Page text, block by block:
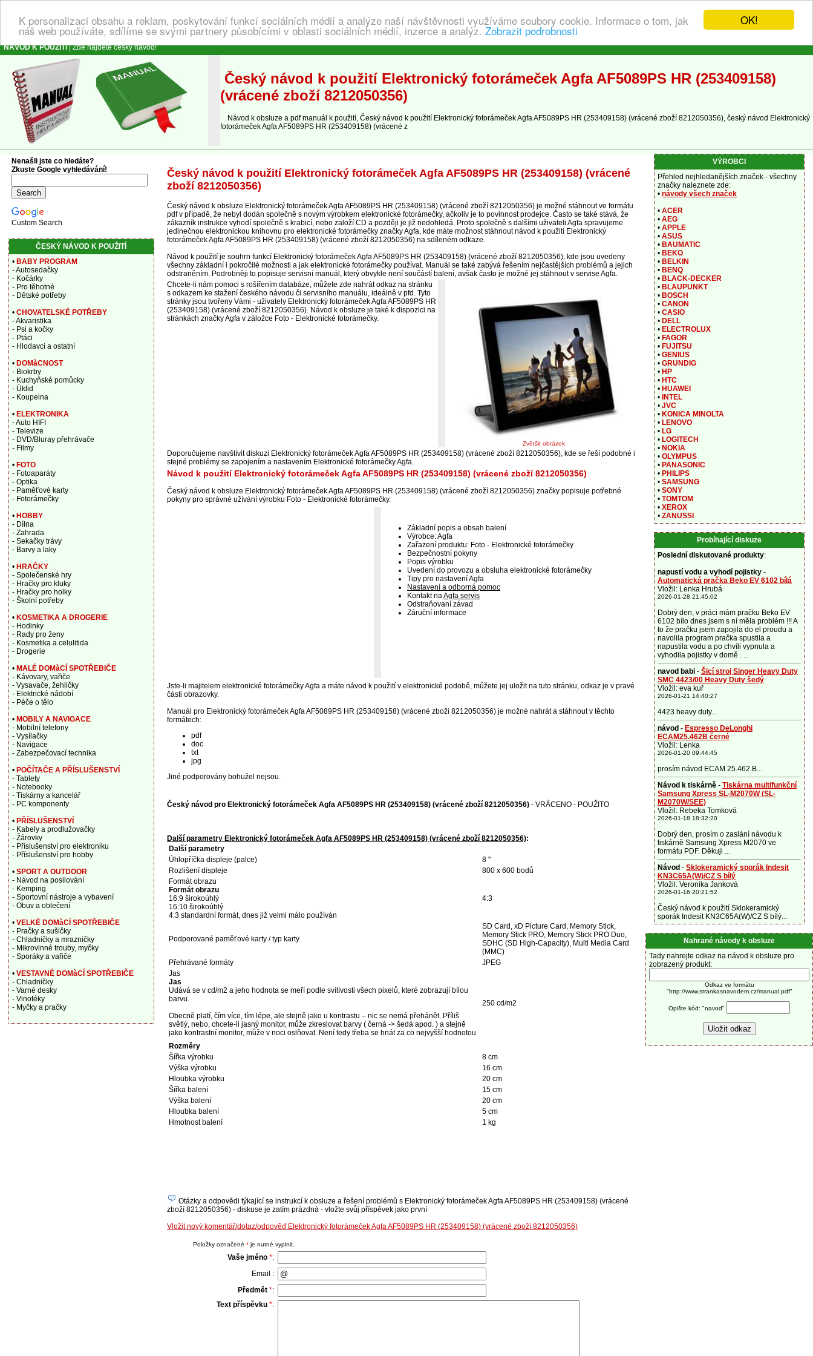
OK!
K personalizaci obsahu a reklam, poskytování funkcí sociálních médií a analýze naší návštěvnosti využíváme soubory cookie. Informace o tom, jak
náš web používáte, sdílíme se svými partnery působícími v oblasti sociálních médií, inzerce a analýz. Zobrazit podrobnosti
NÁVOD K POUŽITÍ| Zde najdete český návod!
Český návod k použití Elektronický fotorámeček Agfa AF5089PS HR (253409158)
(vrácené zboží 8212050356)
Návod k obsluze a pdf manuál k použití, Český návod k použití Elektronický fotorámeček Agfa AF5089PS HR (253409158) (vrácené zboží 8212050356), český návod Elektronický
fotorámeček Agfa AF5089PS HR (253409158) (vrácené z
Český návod k použití Elektronický fotorámeček Agfa AF5089PS HR (253409158) (vrácené
zboží 8212050356)
Český návod k obsluze Elektronický fotorámeček Agfa AF5089PS HR (253409158) (vrácené zboží 8212050356) je možné stáhnout ve formátu
pdf v případě, že nebyl dodán společně s novým výrobkem elektronické fotorámečky, ačkoliv je to povinnost prodejce. Často se také stává, že
zákazník instrukce vyhodí společně s krabicí, nebo založí CD a později je již nedohledá. Proto společně s dalšími uživateli Agfa spravujeme
jedinečnou elektronickou knihovnu pro elektronické fotorámečky značky Agfa, kde máte možnost stáhnout návod k použití Elektronický
fotorámeček Agfa AF5089PS HR (253409158) (vrácené zboží 8212050356) na sdíleném odkaze.
Návod k použití je souhrn funkcí Elektronický fotorámeček Agfa AF5089PS HR (253409158) (vrácené zboží 8212050356), kde jsou uvedeny
všechny základní i pokročilé možnosti a jak elektronické fotorámečky používat. Manuál se také zabývá řešením nejčastějších problémů a jejich
odstraněním. Podrobněji to popisuje servisní manuál, který obvykle není součástí balení, avšak často je možné jej stáhnout v servise Agfa.
Chcete-li nám pomoci s rošířením databáze, můžete zde nahrát odkaz na stránku
s odkazem ke stažení českého návodu či servisního manuálu, ideálně v pfd. Tyto
stránky jsou tvořeny Vámi - uživately Elektronický fotorámeček Agfa AF5089PS HR
(253409158) (vrácené zboží 8212050356). Návod k obsluze je také k dispozici na
stránkách značky Agfa v záložce Foto - Elektronické fotorámečky.
Zvětšit obrázek
Doporučujeme navštívit diskuzi Elektronický fotorámeček Agfa AF5089PS HR (253409158) (vrácené zboží 8212050356), kde se řeší podobné i
stejné problémy se zapojením a nastavením Elektronické fotorámečky Agfa.
Návod k použití Elektronický fotorámeček Agfa AF5089PS HR (253409158) (vrácené zboží 8212050356)
Český návod k obsluze Elektronický fotorámeček Agfa AF5089PS HR (253409158) (vrácené zboží 8212050356) značky popisuje potřebné
pokyny pro správné užívání výrobku Foto - Elektronické fotorámečky.
Základní popis a obsah balení
Výrobce: Agfa
Zařazení produktu: Foto - Elektronické fotorámečky
Bezpečnostní pokyny
Popis výrobku
Uvedení do provozu a obsluha elektronické fotorámečky
Tipy pro nastavení Agfa
Nastavení a odborná pomoc
Kontakt naAgfa servis
Odstraňovaní závad
Záruční informace
Jste-li majitelem elektronické fotorámečky Agfa a máte návod k použití v elektronické podobě, můžete jej uložit na tuto stránku, odkaz je v pravé
části obrazovky.
Manuál pro Elektronický fotorámeček Agfa AF5089PS HR (253409158) (vrácené zboží 8212050356) je možné nahrát a stáhnout v těchto
formátech:
pdf
doc
txt
jpg
Jiné podporovány bohužel nejsou.
Český návod pro Elektronický fotorámeček Agfa AF5089PS HR (253409158) (vrácené zboží 8212050356) - VRÁCENO - POUŽITO
Další parametry Elektronický fotorámeček Agfa AF5089PS HR (253409158) (vrácené zboží 8212050356):
Další parametry
Úhlopříčka displeje (palce)
8 "
Rozlišení displeje
800 x 600 bodů
Formát obrazu
Formát obrazu
16:9 širokoúhlý
16:10 širokoúhlý
4:3 standardní formát, dnes již velmi málo používán
4:3
Podporované paměťové karty / typ karty
SD Card, xD Picture Card, Memory Stick,
Memory Stick PRO, Memory Stick PRO Duo,
SDHC (SD High-Capacity), Multi Media Card
(MMC)
Přehrávané formáty
JPEG
Jas
Jas
Udává se v cd/m2 a jeho hodnota se meří podle svítívosti všech pixelů, které zobrazují bílou
barvu.
Obecně platí, čím více, tím lépe, ale stejně jako u kontrastu – nic se nemá přehánět. Příliš
světlý, nebo, chcete-li jasný monitor, může zkreslovat barvy ( černá -> šedá apod. ) a stejně
jako kontrastní monitor, může v noci oslňovat. Není tedy třeba se hnát za co nejvyšší hodnotou
250 cd/m2
Rozměry
Šířka výrobku
8 cm
Výška výrobku
16 cm
Hloubka výrobku
20 cm
Šířka balení
15 cm
Výška balení
20 cm
Hloubka balení
5 cm
Hmotnost balení
1 kg
Otázky a odpovědi týkající se instrukcí k obsluze a řešení problémů s Elektronický fotorámeček Agfa AF5089PS HR (253409158) (vrácené
zboží 8212050356) - diskuse je zatím prázdná - vložte svůj příspěvek jako první
Vložit nový komentář/dotaz/odpověď Elektronický fotorámeček Agfa AF5089PS HR (253409158) (vrácené zboží 8212050356)
Položky označené *je nutné vyplnit.
Vaše jméno *:
Email :
Předmět *:
Text příspěvku *:
Nenašli jste co hledáte?
Zkuste Google vyhledávání!
Custom Search
ČESKÝ NÁVOD K POUŽITÍ
• BABY PROGRAM
- Autosedačky
- Kočárky
- Pro těhotné
- Dětské potřeby
• CHOVATELSKÉ POTŘEBY
- Akvaristika
- Psi a kočky
- Ptáci
- Hlodavci a ostatní
• DOMàCNOST
- Biokrby
- Kuchyňské pomůcky
- Úklid
- Koupelna
• ELEKTRONIKA
- Auto HIFI
- Televize
- DVD/Bluray přehrávače
- Filmy
• FOTO
- Fotoaparáty
- Optika
- Paměťové karty
- Fotorámečky
• HOBBY
- Dílna
- Zahrada
- Sekačky trávy
- Barvy a laky
• HRAČKY
- Společenské hry
- Hračky pro kluky
- Hračky pro holky
- Školní potřeby
• KOSMETIKA A DROGERIE
- Hodinky
- Rady pro ženy
- Kosmetika a celulitida
- Drogerie
• MALÉ DOMàCÍ SPOTŘEBIČE
- Kávovary, vařiče
- Vysavače, žehličky
- Elektrické nádobí
- Péče o tělo
• MOBILY A NAVIGACE
- Mobilní telefony
- Vysílačky
- Navigace
- Zabezpečovací technika
• POČÍTAČE A PŘÍSLUŠENSTVÍ
- Tablety
- Notebooky
- Tiskárny a kancelář
- PC komponenty
• PŘÍSLUŠENSTVÍ
- Kabely a prodlužovačky
- Žárovky
- Příslušenství pro elektroniku
- Příslušenství pro hobby
• SPORT A OUTDOOR
- Návod na posilování
- Kemping
- Sportovní nástroje a vybavení
- Obuv a oblečení
• VELKÉ DOMàCÍ SPOTŘEBIČE
- Pračky a sušičky
- Chladničky a mrazničky
- Mikrovlnné trouby, myčky
- Sporáky a vařiče
• VESTAVNÉ DOMàCÍ SPOTŘEBIČE
- Chladničky
- Varné desky
- Vinotéky
- Myčky a pračky
VÝROBCI
Přehled nejhledanějších značek - všechny
značky naleznete zde:
• návody všech značek
• ACER
• AEG
• APPLE
• ASUS
• BAUMATIC
• BEKO
• BELKIN
• BENQ
• BLACK-DECKER
• BLAUPUNKT
• BOSCH
• CANON
• CASIO
• DELL
• ELECTROLUX
• FAGOR
• FUJITSU
• GENIUS
• GRUNDIG
• HP
• HTC
• HUAWEI
• INTEL
• JVC
• KONICA MINOLTA
• LENOVO
• LG
• LOGITECH
• NOKIA
• OLYMPUS
• PANASONIC
• PHILIPS
• SAMSUNG
• SONY
• TOMTOM
• XEROX
• ZANUSSI
Probíhající diskuze
Poslední diskutované produkty:
napustí vodu a vyhodí pojistky -
Automatická pračka Beko EV 6102 bílá
Vložil: Lenka Hrubá
2026-01-28 21:45:02
Dobrý den, v práci mám pračku Beko EV
6102 bílo dnes jsem s ní měla problém !!! A
to že pračku jsem zapojila do el proudu a
navolila program pračka spustila a
napustila vodu a po chvíli vypnula a
vyhodila pojistky v domě . ...
navod babi - Šicí stroj Singer Heavy Duty
SMC 4423/00 Heavy Duty šedý
Vložil: eva kuř
2026-01-21 14:40:27
4423 heavy duty...
návod - Espresso DeLonghi
ECAM25.462B černé
Vložil: Lenka
2026-01-20 09:44:45
prosím návod ECAM 25.462.B...
Návod k tiskárně - Tiskárna multifunkční
Samsung Xpress SL-M2070W (SL-
M2070W/SEE)
Vložil: Rebeka Tomková
2026-01-18 18:32:20
Dobrý den, prosím o zaslání návodu k
tiskárně Samsung Xpress M2070 ve
formátu PDF. Děkuji ...
Návod - Sklokeramický sporák Indesit
KN3C65A(W)/CZ S bílý
Vložil: Veronika Janková
2026-01-16 20:21:52
Český návod k použití Sklokeramický
sporák Indesit KN3C65A(W)/CZ S bílý...
Nahrané návody k obsluze
Tady nahrejte odkaz na návod k obsluze pro
zobrazený produkt:
Odkaz ve formátu
"http://www.strankasnavodem.cz/manual.pdf"
Opište kód: "navod"